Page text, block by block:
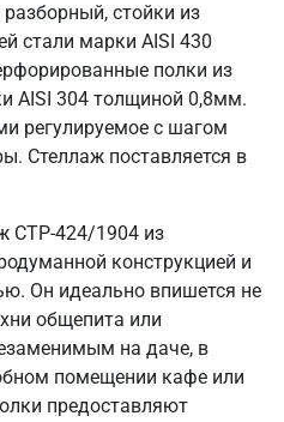
стойки из
стали марки AISI 430
полки из
AISI 304 толщиной 0,8мм.
регулируемое с шагом
Стеллаж поставляется в
СТР-424/1904 из
конструкцией и
Он идеально впишется не
общепита или
на даче, в
помещении кафе или
предоставляют